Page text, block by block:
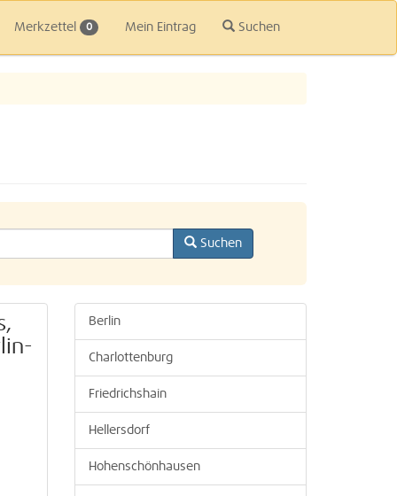
Merkzettel 0 Mein Eintrag Suchen
Suchen
Berlin
Charlottenburg
Friedrichshain
Hellersdorf
Hohenschönhausen